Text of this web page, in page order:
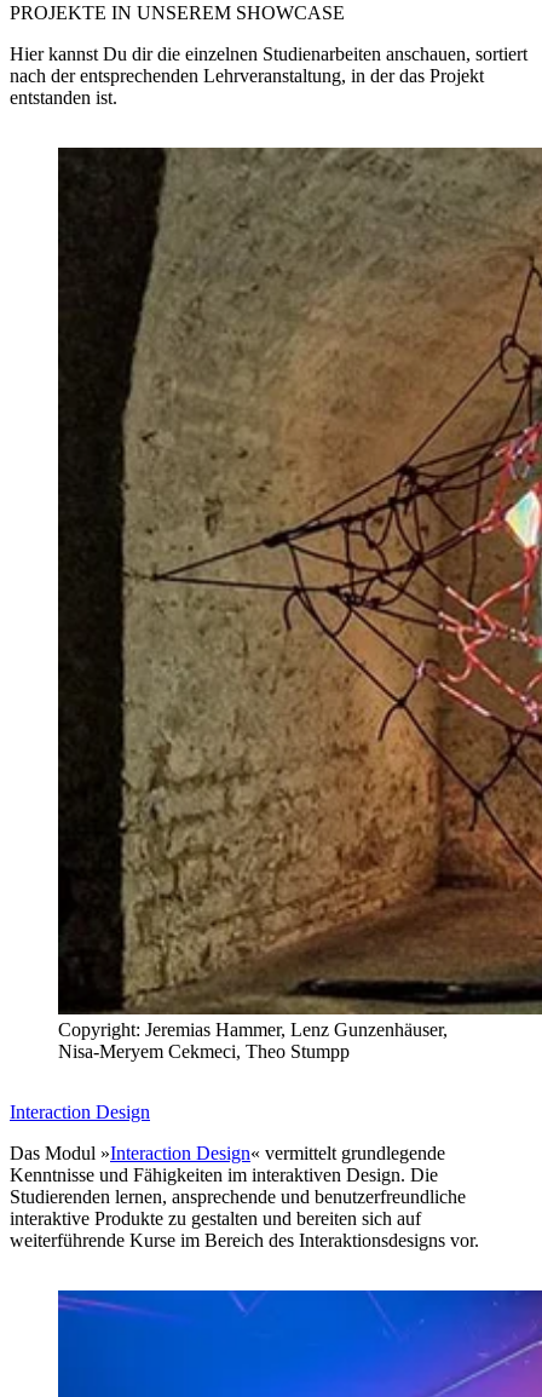
PROJEKTE IN UNSEREM SHOWCASE
Hier kannst Du dir die einzelnen Studienarbeiten anschauen, sortiert
nach der entsprechenden Lehrveranstaltung, in der das Projekt
entstanden ist.
Copyright: Jeremias Hammer, Lenz Gunzenhäuser,
Nisa-Meryem Cekmeci, Theo Stumpp
Interaction Design
Das Modul »Interaction Design« vermittelt grundlegende
Kenntnisse und Fähigkeiten im interaktiven Design. Die
Studierenden lernen, ansprechende und benutzerfreundliche
interaktive Produkte zu gestalten und bereiten sich auf
weiterführende Kurse im Bereich des Interaktionsdesigns vor.